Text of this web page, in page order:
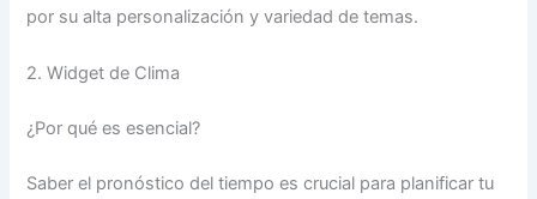
por su alta personalización y variedad de temas.
2. Widget de Clima
¿Por qué es esencial?
Saber el pronóstico del tiempo es crucial para planificar tu